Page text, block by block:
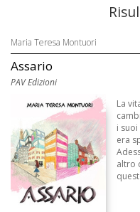
Maria Teresa Montuori
Assario
PAV Edizioni
La
i
era
altro